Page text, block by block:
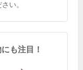
い。
も注目！